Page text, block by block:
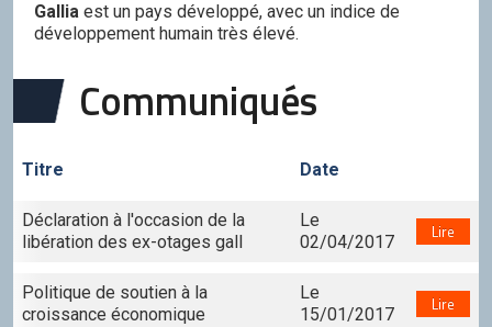
Gallia est un pays développé, avec un indice de
développement humain très élevé.
Communiqués
Titre Date
Déclaration à l'occasion de la
libération des ex-otages gall
Le
02/04/2017
Lire
Politique de soutien à la
croissance économique
Le
15/01/2017
Lire